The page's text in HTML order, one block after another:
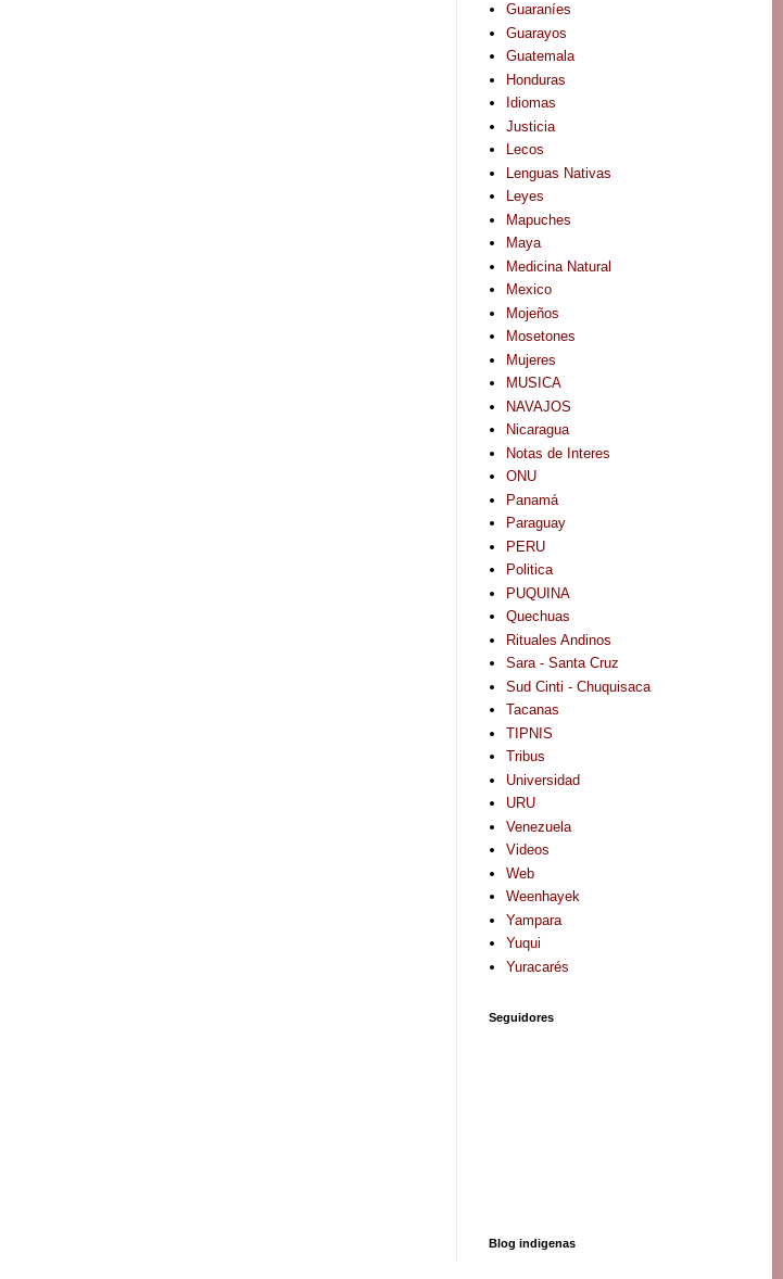
Guaraníes
Guarayos
Guatemala
Honduras
Idiomas
Justicia
Lecos
Lenguas Nativas
Leyes
Mapuches
Maya
Medicina Natural
Mexico
Mojeños
Mosetones
Mujeres
MUSICA
NAVAJOS
Nicaragua
Notas de Interes
ONU
Panamá
Paraguay
PERU
Politica
PUQUINA
Quechuas
Rituales Andinos
Sara - Santa Cruz
Sud Cinti - Chuquisaca
Tacanas
TIPNIS
Tribus
Universidad
URU
Venezuela
Videos
Web
Weenhayek
Yampara
Yuqui
Yuracarés
Seguidores
Blog indigenas